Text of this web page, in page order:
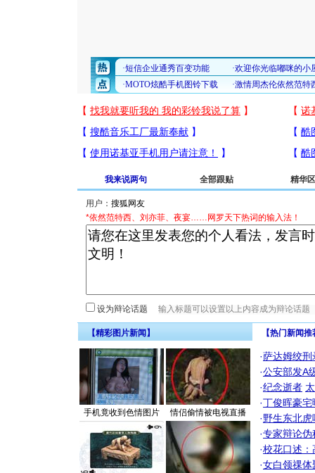
我来说两句 全部跟贴 精华区
用户：
*依然范特西、刘亦菲、夜宴……网罗天下热词的输入法！
设为辩论话题
【精彩图片新闻】
手机竟收到色情图片 情侣偷情被电视直播
【热门新闻
·萨达姆绞刑
·公安部发A
·纪念逝者
·丁俊晖豪
·野生东北
·专家辩论伪
·校花口述：
·女白领祼体